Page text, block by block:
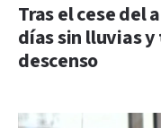
Tras el cese del
días sin lluvias
descenso